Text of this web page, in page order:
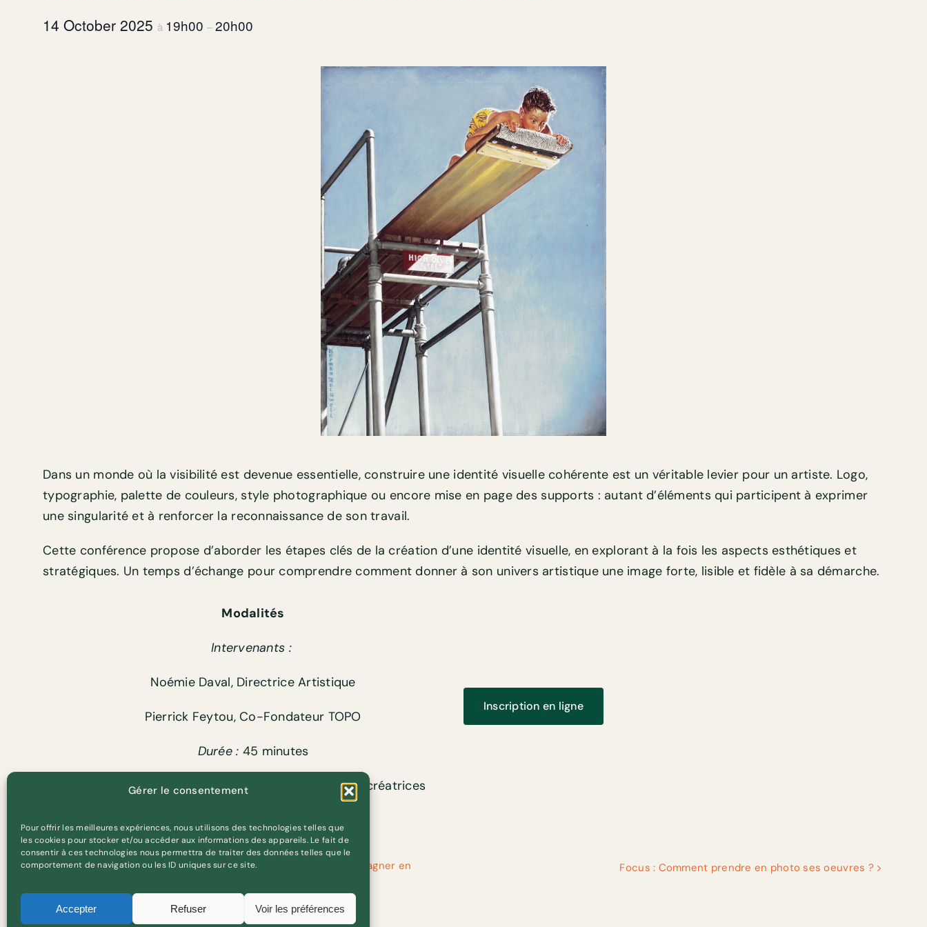
Gérer le consentement
Pour offrir les meilleures expériences, nous utilisons des technologies telles que
les cookies pour stocker et/ou accéder aux informations des appareils. Le fait de
consentir à ces technologies nous permettra de traiter des données telles que le
comportement de navigation ou les ID uniques sur ce site.
Accepter Refuser Voir les préférences
14 October 2025 à 19h00–20h00
Dans un monde où la visibilité est devenue essentielle, construire une identité visuelle cohérente est un véritable levier pour un artiste. Logo,
typographie, palette de couleurs, style photographique ou encore mise en page des supports : autant d’éléments qui participent à exprimer
une singularité et à renforcer la reconnaissance de son travail.
Cette conférence propose d’aborder les étapes clés de la création d’une identité visuelle, en explorant à la fois les aspects esthétiques et
stratégiques. Un temps d’échange pour comprendre comment donner à son univers artistique une image forte, lisible et fidèle à sa démarche.
Modalités
Intervenants :
Noémie Daval, Directrice Artistique
Pierrick Feytou, Co-Fondateur TOPO
Durée : 45 minutes
Accessibilité : Ouvert à tous les créateurs et les créatrices
Inscription en ligne
Comment intégrer des associations d’art contemporain pour gagner en
Focus : Comment prendre en photo ses oeuvres ?